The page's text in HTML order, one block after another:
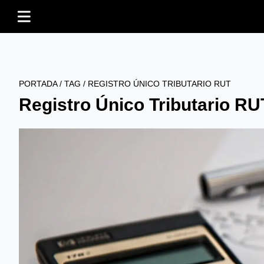
PORTADA/ TAG / REGISTRO ÚNICO TRIBUTARIO RUT
Registro Único Tributario